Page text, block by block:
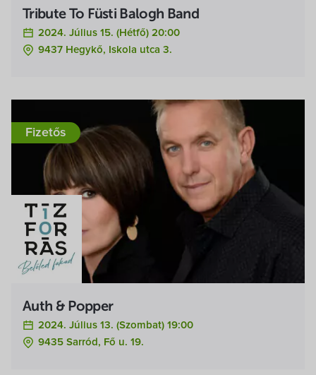
Tribute To Füsti Balogh Band
2024. Július 15. (hétfő) 20:00
9437 Hegykő, Iskola utca 3.
Fizetős
Auth & Popper
2024. Július 13. (szombat) 19:00
9435 Sarród, Fő u. 19.